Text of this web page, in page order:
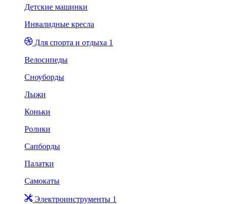
Детские машинки
Инвалидные кресла
Для спорта и отдыха 1
Велосипеды
Сноуборды
Лыжи
Коньки
Ролики
Сапборды
Палатки
Самокаты
Электроинструменты 1